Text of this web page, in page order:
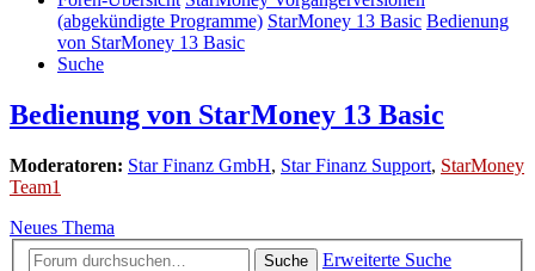
(abgekündigte Programme) StarMoney 13 Basic Bedienung
von StarMoney 13 Basic
Suche
Bedienung von StarMoney 13 Basic
Moderatoren: Star Finanz GmbH, Star Finanz Support, StarMoney
Team1
Neues Thema
Suche
Erweiterte Suche